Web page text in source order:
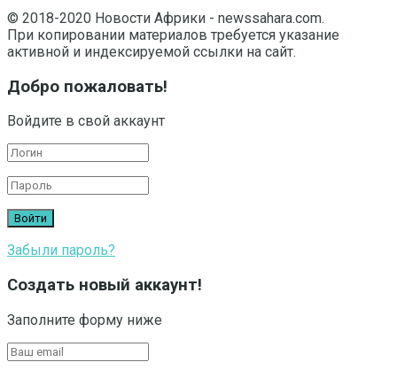
© 2018-2020 Новости Африки - newssahara.com.
При копировании материалов требуется указание
активной и индексируемой ссылки на сайт.
Добро пожаловать!
Войдите в свой аккаунт
Забыли пароль?
Создать новый аккаунт!
Заполните форму ниже